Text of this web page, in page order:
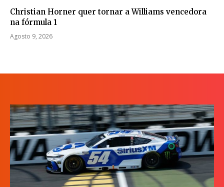
Christian Horner quer tornar a Williams vencedora
na fórmula 1
Agosto 9, 2026